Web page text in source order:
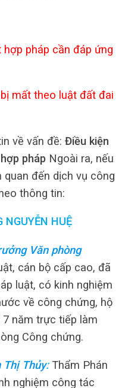
pháp cần đáp ứng
mất theo luật đất đai
về vấn đề: Điều kiện
pháp Ngoài ra, nếu
đến dịch vụ công
thông tin:
NGUYỄN HUỆ
Văn phòng
cán bộ cấp cao, đã
luật, có kinh nghiệm
về công chứng, hộ
năm trực tiếp làm
Công chứng.
Thị Thủy:Thẩm Phán
nghiệm công tác